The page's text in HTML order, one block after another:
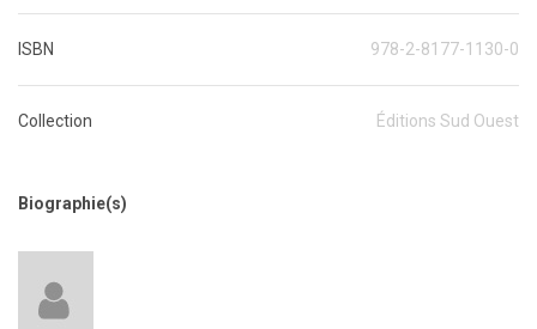
ISBN 978-2-8177-1130-0
Collection Éditions Sud Ouest
Biographie(s)